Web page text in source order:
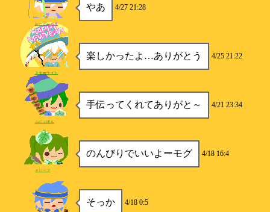
やあ 4/27 21:28
おこのみやき
楽しかったよ…ありがとう 4/25 21:22
スターライト
手伝ってくれてありがと～ 4/21 23:34
ふにょぽん
のんびりでいいよーモグ 4/18 16:4
オリーブ
そっか 4/18 0:5